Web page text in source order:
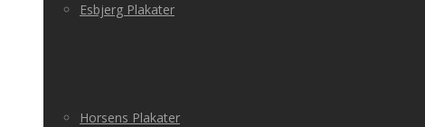
Esbjerg Plakater
Horsens Plakater